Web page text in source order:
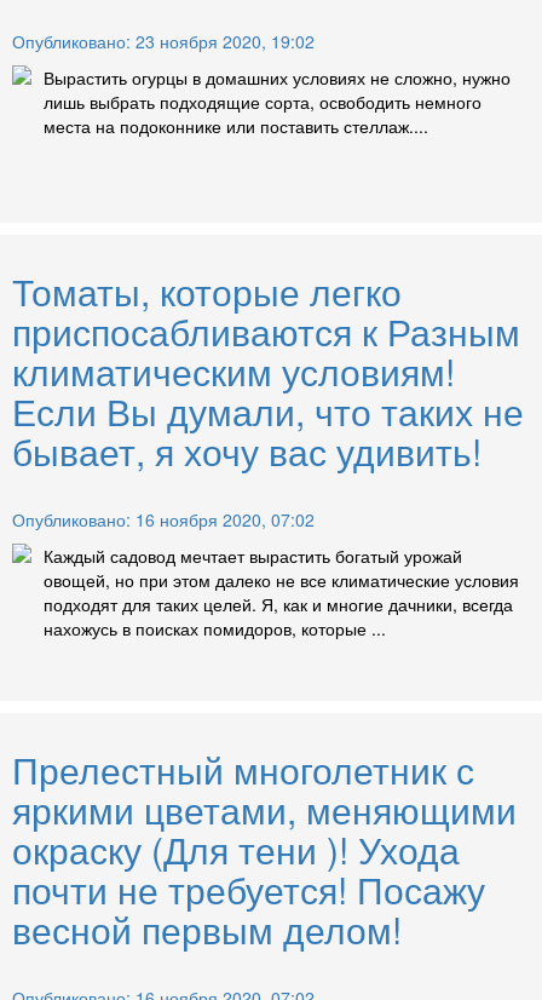
Опубликовано: 23 ноября 2020, 19:02
Вырастить огурцы в домашних условиях не сложно, нужно
лишь выбрать подходящие сорта, освободить немного
места на подоконнике или поставить стеллаж....
Томаты, которые легко
приспосабливаются к Разным
климатическим условиям!
Если Вы думали, что таких не
бывает, я хочу вас удивить!
Опубликовано: 16 ноября 2020, 07:02
Каждый садовод мечтает вырастить богатый урожай
овощей, но при этом далеко не все климатические условия
подходят для таких целей. Я, как и многие дачники, всегда
нахожусь в поисках помидоров, которые ...
Прелестный многолетник с
яркими цветами, меняющими
окраску (Для тени )! Ухода
почти не требуется! Посажу
весной первым делом!